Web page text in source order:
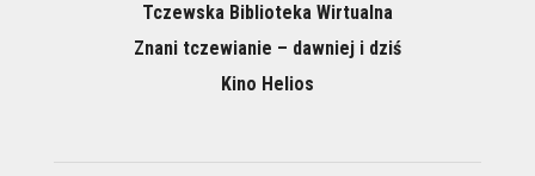
Tczewska Biblioteka Wirtualna
Znani tczewianie – dawniej i dziś
Kino Helios